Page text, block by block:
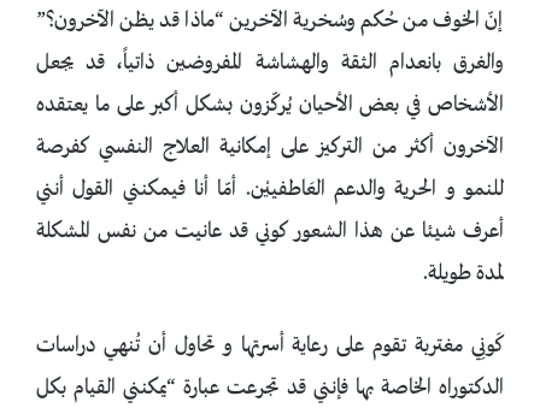
إنّ الخوف من حُكم وسُخرية الآخرين “ماذا قد يظن الآخرون؟”
والغرق بانعدام الثقة والهشاشة المفروضين ذاتياً، قد يجعل
الأشخاص في بعض الأحيان يُركّزون بشكل أكبر على ما يعتقده
الآخرون أكثر من التركيز على إمكانية العلاج النفسي كفرصة
للنمو و الحرية والدعم العَاطفييْن. أمّا أنا فيمكنني القول أنني
أعرف شيئا عن هذا الشعور كوني قد عانيت من نفس المشكلة
لمدة طويلة.
كَونِي مغتربة تقوم على رعاية أسرتها و تحاول أن تُنهي دراسات
الدكتوراه الخاصة بها فإنني قد تجرعت عبارة “يمكنني القيام بكل